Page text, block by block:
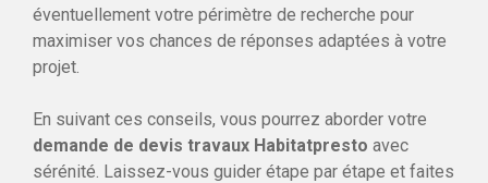
éventuellement votre périmètre de recherche pour
maximiser vos chances de réponses adaptées à votre
projet.
En suivant ces conseils, vous pourrez aborder votre
demande de devis travaux Habitatpresto avec
sérénité. Laissez-vous guider étape par étape et faites